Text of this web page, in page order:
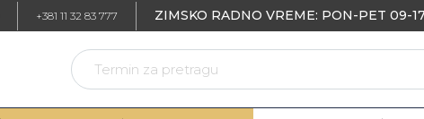
+381 11 32 83 777 ZIMSKO RADNO VREME: PON-PET 09-